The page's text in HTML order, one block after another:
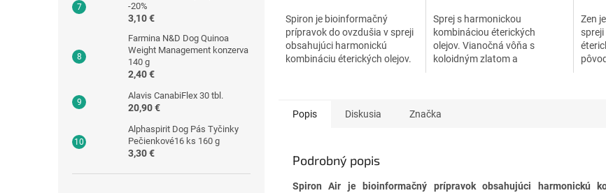
-20%
3,10 €
Farmina N&D Dog Quinoa
Weight Management konzerva
140 g
2,40 €
Alavis CanabiFlex 30 tbl.
20,90 €
Alphaspirit Dog Pás Tyčinky
Pečienkové16 ks 160 g
3,30 €
Spiron je bioinformačný
prípravok do ovzdušia v spreji
obsahujúci harmonickú
kombináciu éterických olejov.
Sprej s harmonickou
kombináciou éterických
olejov. Vianočná vôňa s
koloidným zlatom a
Zen
Popis Diskusia Značka
Podrobný popis
Spiron Air je bioinformačný prípravok obsahujúci harmonickú